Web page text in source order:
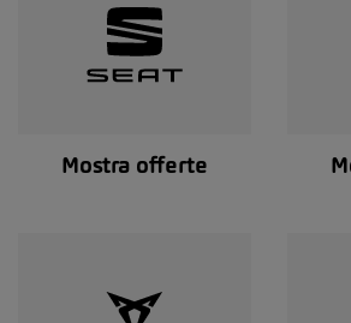
Mostra offerte